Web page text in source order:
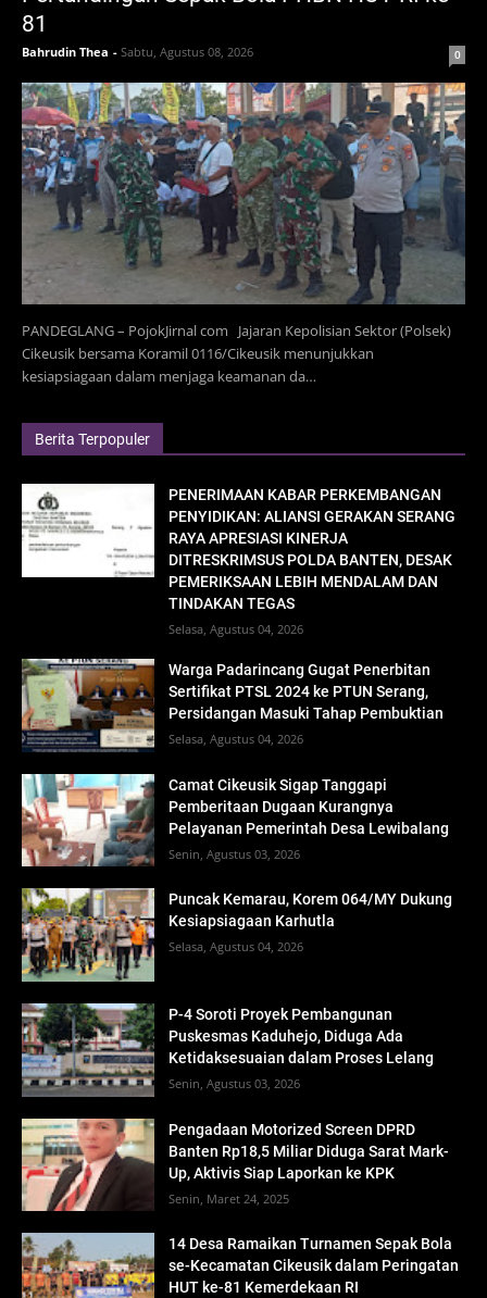
81
Bahrudin Thea - Sabtu, Agustus 08, 2026 0
PANDEGLANG – PojokJirnal com Jajaran Kepolisian Sektor (Polsek)
Cikeusik bersama Koramil 0116/Cikeusik menunjukkan
kesiapsiagaan dalam menjaga keamanan da…
Berita Terpopuler
PENERIMAAN KABAR PERKEMBANGAN
PENYIDIKAN: ALIANSI GERAKAN SERANG
RAYA APRESIASI KINERJA
DITRESKRIMSUS POLDA BANTEN, DESAK
PEMERIKSAAN LEBIH MENDALAM DAN
TINDAKAN TEGAS
Selasa, Agustus 04, 2026
Warga Padarincang Gugat Penerbitan
Sertifikat PTSL 2024 ke PTUN Serang,
Persidangan Masuki Tahap Pembuktian
Selasa, Agustus 04, 2026
Camat Cikeusik Sigap Tanggapi
Pemberitaan Dugaan Kurangnya
Pelayanan Pemerintah Desa Lewibalang
Senin, Agustus 03, 2026
Puncak Kemarau, Korem 064/MY Dukung
Kesiapsiagaan Karhutla
Selasa, Agustus 04, 2026
P-4 Soroti Proyek Pembangunan
Puskesmas Kaduhejo, Diduga Ada
Ketidaksesuaian dalam Proses Lelang
Senin, Agustus 03, 2026
Pengadaan Motorized Screen DPRD
Banten Rp18,5 Miliar Diduga Sarat Mark-
Up, Aktivis Siap Laporkan ke KPK
Senin, Maret 24, 2025
14 Desa Ramaikan Turnamen Sepak Bola
se-Kecamatan Cikeusik dalam Peringatan
HUT ke-81 Kemerdekaan RI